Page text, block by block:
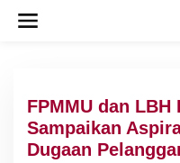
FPMMU dan
Sampaikan
Dugaan